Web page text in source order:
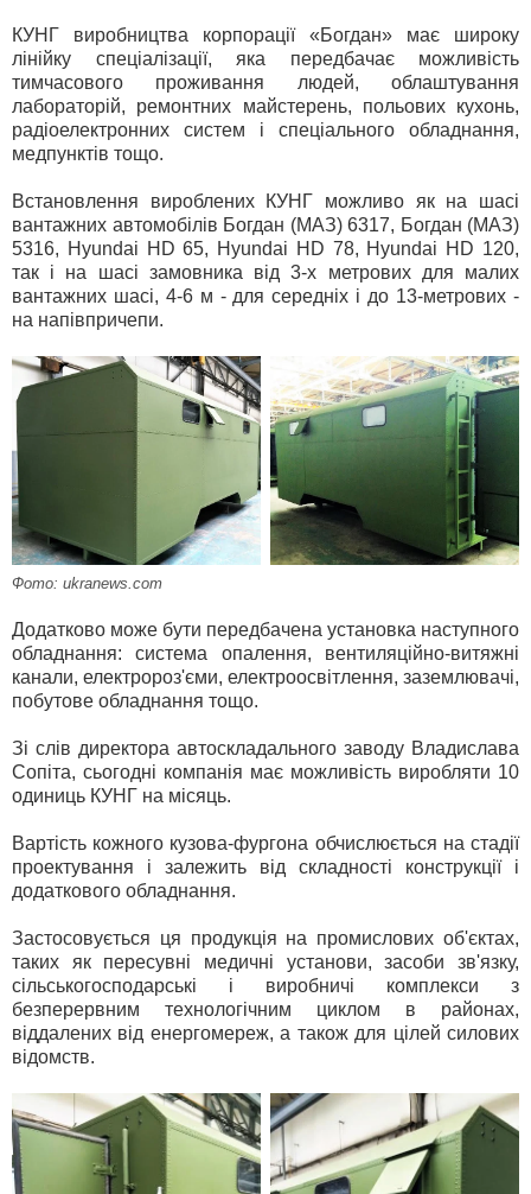
КУНГ виробництва корпорації «Богдан» має широку
лінійку спеціалізації, яка передбачає можливість
тимчасового проживання людей, облаштування
лабораторій, ремонтних майстерень, польових кухонь,
радіоелектронних систем і спеціального обладнання,
медпунктів тощо.
Встановлення вироблених КУНГ можливо як на шасі
вантажних автомобілів Богдан (МАЗ) 6317, Богдан (МАЗ)
5316, Hyundai HD 65, Hyundai HD 78, Hyundai HD 120,
так і на шасі замовника від 3-х метрових для малих
вантажних шасі, 4-6 м - для середніх і до 13-метрових -
на напівпричепи.
Фото: ukranews.com
Додатково може бути передбачена установка наступного
обладнання: система опалення, вентиляційно-витяжні
канали, електророз'єми, електроосвітлення, заземлювачі,
побутове обладнання тощо.
Зі слів директора автоскладального заводу Владислава
Сопіта, сьогодні компанія має можливість виробляти 10
одиниць КУНГ на місяць.
Вартість кожного кузова-фургона обчислюється на стадії
проектування і залежить від складності конструкції і
додаткового обладнання.
Застосовується ця продукція на промислових об'єктах,
таких як пересувні медичні установи, засоби зв'язку,
сільськогосподарські і виробничі комплекси з
безперервним технологічним циклом в районах,
віддалених від енергомереж, а також для цілей силових
відомств.